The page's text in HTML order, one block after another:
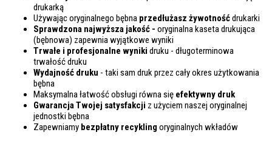
drukarką
Używając oryginalnego bębna przedłużasz żywotnośćdrukarki
Sprawdzona najwyższa jakość - oryginalna kaseta drukująca
(bębnowa) zapewnia wyjątkowe wyniki
Trwałe i profesjonalne wyniki druku - długoterminowa
trwałość druku
Wydajność druku - taki sam druk przez cały okres użytkowania
bębna
Maksymalna łatwość obsługi równa się efektywny druk
Gwarancja Twojej satysfakcji z użyciem naszej oryginalnej
jednostki bębna
Zapewniamy bezpłatny recykling oryginalnych wkładów